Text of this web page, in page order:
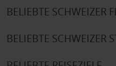
BELIEBTE SCHWEIZER
BELIEBTE SCHWEIZER